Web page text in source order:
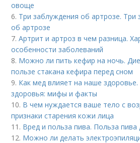
овоще
6. Три заблуждения об артрозе. Три
об артрозе
7.Артрит и артроз в чем разница.
особенности заболеваний
8. Можно ли пить кефир на ночь.
пользе стакана кефира перед сном
9. Как мед влияет на наше
здоровья: мифы и факты
10. В чем нуждается ваше тело с
признаки старения кожи лица
11. Вред и польза пива. Польза пива
12. Можно ли делать